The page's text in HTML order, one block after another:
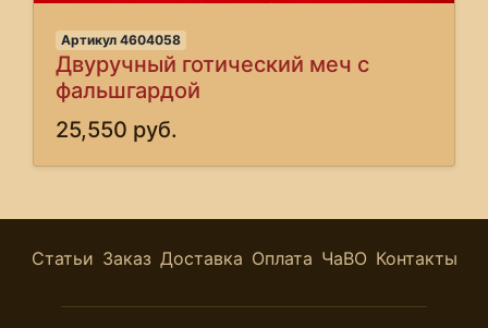
Артикул 4604058
Двуручный готический меч с
фальшгардой
25,550 руб.
Статьи Заказ Доставка Оплата ЧаВО Контакты